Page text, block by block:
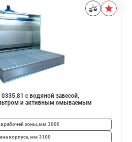
с водяной завесой,
и активным омываемым
рабочей зоны, мм 3000
корпуса, мм 3100